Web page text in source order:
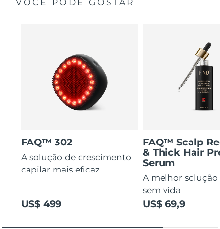
VOCÊ PODE GOSTAR
FAQ™ 302
A solução de crescimento
capilar mais eficaz
US$ 499
FAQ™ Scalp
& Thick Hair
Serum
A melhor solução
sem vida
US$ 69,9